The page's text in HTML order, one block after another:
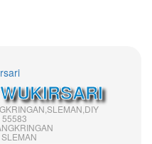
55583